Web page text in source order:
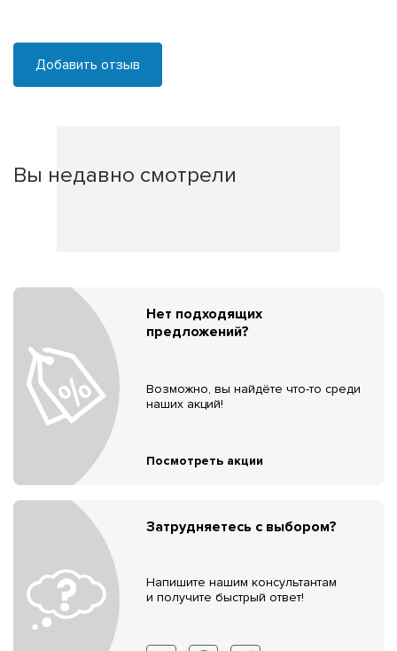
Добавить отзыв
Вы недавно смотрели
Нет подходящих
предложений?
Возможно, вы найдёте что-то среди
наших акций!
Посмотреть акции
Затрудняетесь с выбором?
Напишите нашим консультантам
и получите быстрый ответ!